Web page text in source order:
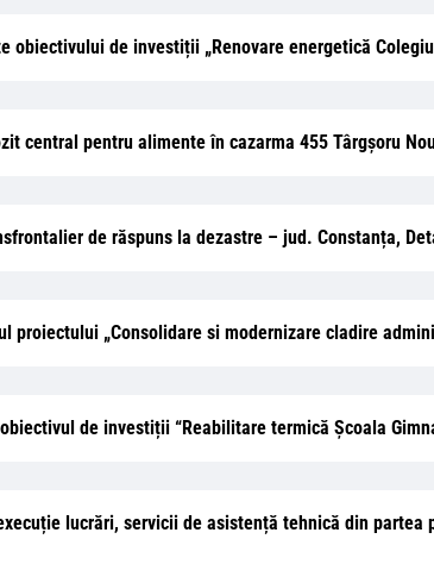
obiectivului de investiții „Renovare energetică
central pentru alimente în cazarma 455 Târgșoru
de răspuns la dezastre – jud. Constanța,
proiectului „Consolidare si modernizare cladire
de investiții “Reabilitare termică Școala
lucrări, servicii de asistență tehnică din